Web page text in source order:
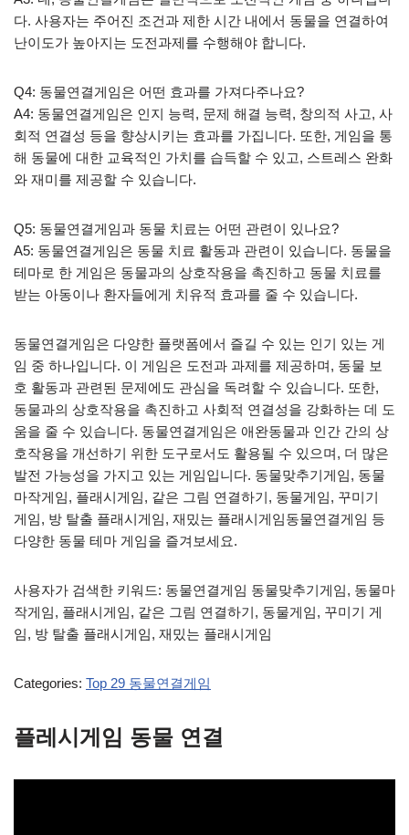
다. 사용자는 주어진 조건과 제한 시간 내에서 동물을 연결하여
난이도가 높아지는 도전과제를 수행해야 합니다.
Q4: 동물연결게임은 어떤 효과를 가져다주나요?
A4: 동물연결게임은 인지 능력, 문제 해결 능력, 창의적 사고, 사
회적 연결성 등을 향상시키는 효과를 가집니다. 또한, 게임을 통
해 동물에 대한 교육적인 가치를 습득할 수 있고, 스트레스 완화
와 재미를 제공할 수 있습니다.
Q5: 동물연결게임과 동물 치료는 어떤 관련이 있나요?
A5: 동물연결게임은 동물 치료 활동과 관련이 있습니다. 동물을
테마로 한 게임은 동물과의 상호작용을 촉진하고 동물 치료를
받는 아동이나 환자들에게 치유적 효과를 줄 수 있습니다.
동물연결게임은 다양한 플랫폼에서 즐길 수 있는 인기 있는 게
임 중 하나입니다. 이 게임은 도전과 과제를 제공하며, 동물 보
호 활동과 관련된 문제에도 관심을 독려할 수 있습니다. 또한,
동물과의 상호작용을 촉진하고 사회적 연결성을 강화하는 데 도
움을 줄 수 있습니다. 동물연결게임은 애완동물과 인간 간의 상
호작용을 개선하기 위한 도구로서도 활용될 수 있으며, 더 많은
발전 가능성을 가지고 있는 게임입니다. 동물맞추기게임, 동물
마작게임, 플래시게임, 같은 그림 연결하기, 동물게임, 꾸미기
게임, 방 탈출 플래시게임, 재밌는 플래시게임동물연결게임 등
다양한 동물 테마 게임을 즐겨보세요.
사용자가 검색한 키워드: 동물연결게임 동물맞추기게임, 동물마
작게임, 플래시게임, 같은 그림 연결하기, 동물게임, 꾸미기 게
임, 방 탈출 플래시게임, 재밌는 플래시게임
Categories: Top 29 동물연결게임
플레시게임 동물 연결